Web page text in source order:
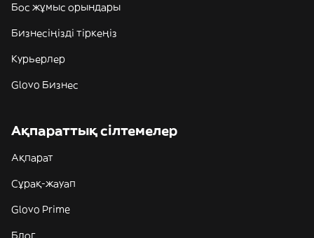
Бос жұмыс орындары
Бизнесіңізді тіркеңіз
Курьерлер
Glovo Бизнес
Ақпараттық сілтемелер
Ақпарат
Сұрақ-жауап
Glovo Prime
Блог